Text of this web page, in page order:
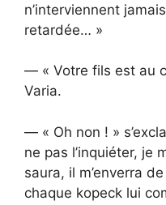
n’interviennent
retardée… »
— « Votre fils est au
Varia.
— « Oh non ! »
ne pas l’inquiéter, je
saura, il m’enverra
chaque kopeck lui